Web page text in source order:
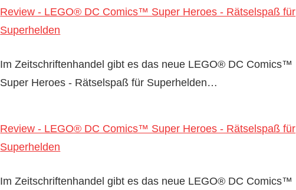
Review - LEGO® DC Comics™ Super Heroes - Rätselspaß für
Superhelden
Im Zeitschriftenhandel gibt es das neue LEGO® DC Comics™
Super Heroes - Rätselspaß für Superhelden…
Review - LEGO® DC Comics™ Super Heroes - Rätselspaß für
Superhelden
Im Zeitschriftenhandel gibt es das neue LEGO® DC Comics™